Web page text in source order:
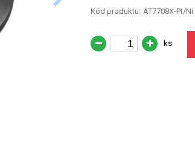
Kód produktu: AT7708X-Pt/Ni
ks